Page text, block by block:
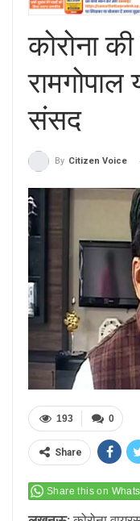
कोरोना
रामगोपाल
संसद
By Citizen Voice
0
193
Share
Share this on